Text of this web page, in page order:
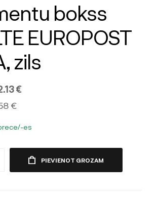
bokss
EUROPOST
zils
€
€
es
PIEVIENOT GROZAM